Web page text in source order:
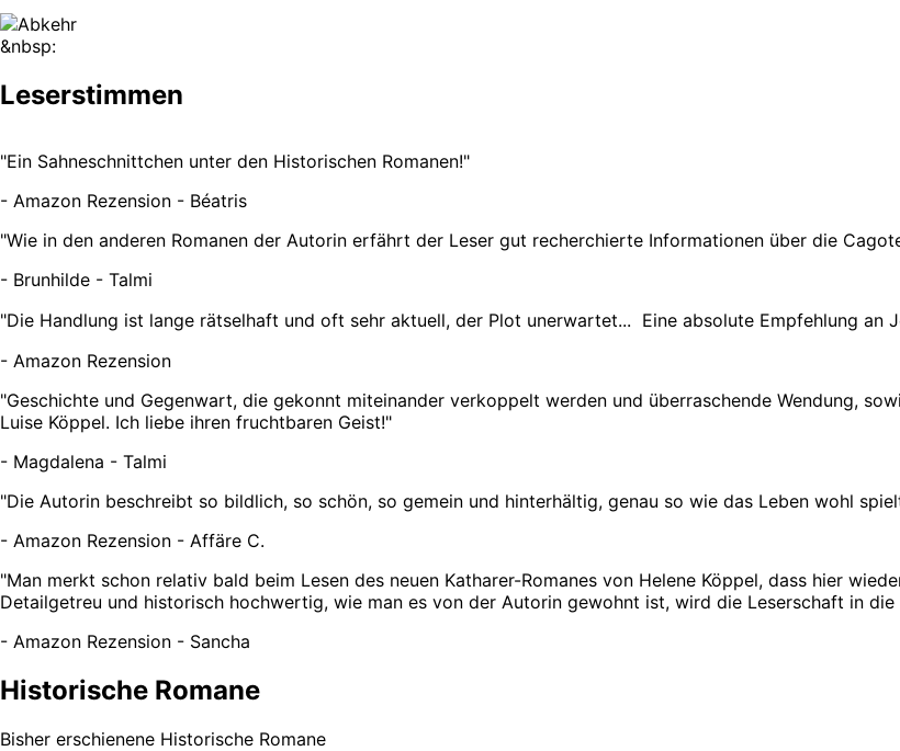
&nbsp:
Leserstimmen
"Ein Sahneschnittchen unter den Historischen Romanen!"
- Amazon Rezension - Béatris
"Wie in den anderen Romanen der Autorin erfährt der Leser gut recherchierte Informationen über die
- Brunhilde - Talmi
"Die Handlung ist lange rätselhaft und oft sehr aktuell, der Plot unerwartet... Eine absolute Empfehlung an
- Amazon Rezension
"Geschichte und Gegenwart, die gekonnt miteinander verkoppelt werden und überraschende Wendung,
Luise Köppel. Ich liebe ihren fruchtbaren Geist!"
- Magdalena - Talmi
"Die Autorin beschreibt so bildlich, so schön, so gemein und hinterhältig, genau so wie das Leben wohl
- Amazon Rezension - Affäre C.
"Man merkt schon relativ bald beim Lesen des neuen Katharer-Romanes von Helene Köppel, dass hier
Detailgetreu und historisch hochwertig, wie man es von der Autorin gewohnt ist, wird die Leserschaft in
- Amazon Rezension - Sancha
Historische Romane
Bisher erschienene Historische Romane